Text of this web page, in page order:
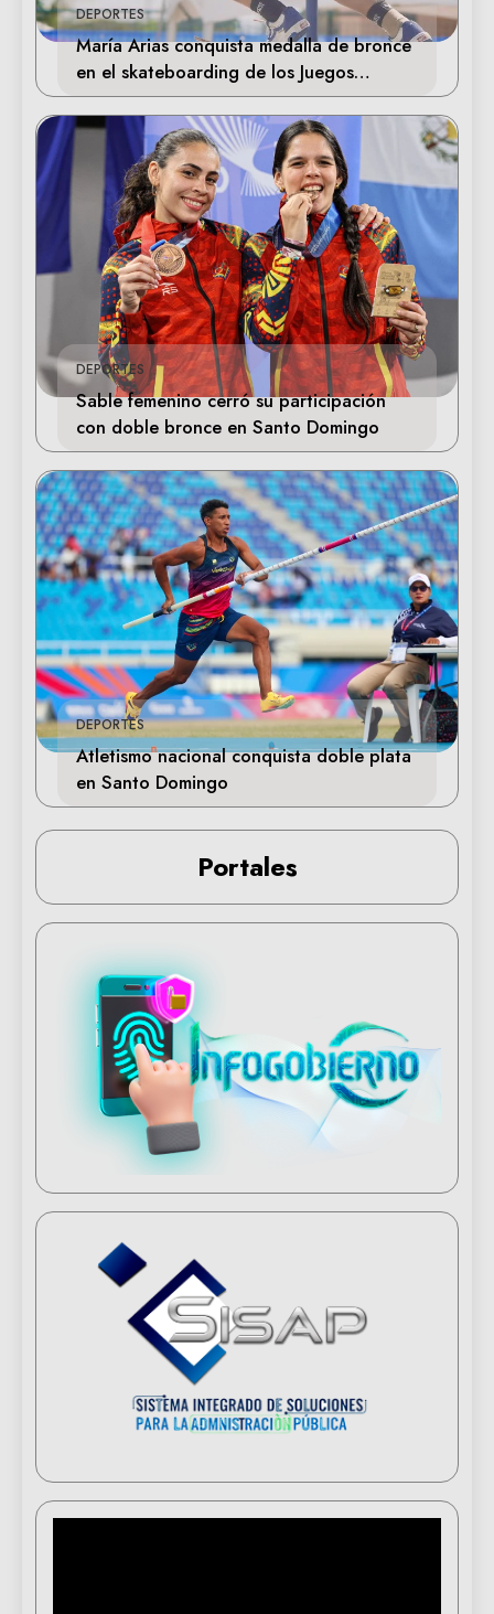
DEPORTES
María Arias conquista medalla de bronce
en el skateboarding de los Juegos
Centroamericanos
DEPORTES
Sable femenino cerró su participación
con doble bronce en Santo Domingo
DEPORTES
Atletismo nacional conquista doble plata
en Santo Domingo
Portales